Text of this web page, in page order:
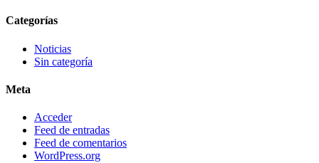
Categorías
Noticias
Sin categoría
Meta
Acceder
Feed de entradas
Feed de comentarios
WordPress.org